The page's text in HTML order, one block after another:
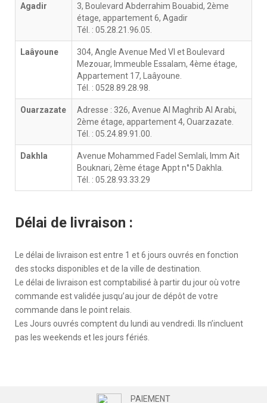
Agadir
3, Boulevard Abderrahim Bouabid, 2ème
étage, appartement 6, Agadir
Tél. : 05.28.21.96.05.
Laâyoune
304, Angle Avenue Med VI et Boulevard
Mezouar, Immeuble Essalam, 4ème étage,
Appartement 17, Laâyoune.
Tél. : 0528.89.28.98.
Ouarzazate
Adresse : 326, Avenue Al Maghrib Al Arabi,
2ème étage, appartement 4, Ouarzazate.
Tél. : 05.24.89.91.00.
Dakhla
Avenue Mohammed Fadel Semlali, Imm Ait
Bouknari, 2ème étage Appt n°5 Dakhla.
Tél. : 05.28.93.33.29
Délai de livraison :
Le délai de livraison est entre 1 et 6 jours ouvrés en fonction
des stocks disponibles et de la ville de destination.
Le délai de livraison est comptabilisé à partir du jour où votre
commande est validée jusqu’au jour de dépôt de votre
commande dans le point relais.
Les Jours ouvrés comptent du lundi au vendredi. Ils n’incluent
pas les weekends et les jours fériés.
PAIEMENT